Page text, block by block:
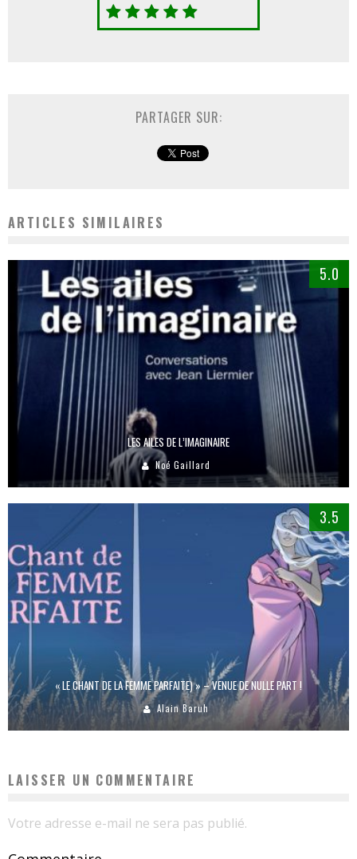
PARTAGER SUR:
ARTICLES SIMILAIRES
5.0
LES AILES DE L’IMAGINAIRE
Noé Gaillard
3.5
« LE CHANT DE LA FEMME PARFAITE) » – VENUE DE NULLE PART !
Alain Baruh
LAISSER UN COMMENTAIRE
Votre adresse e-mail ne sera pas publié.